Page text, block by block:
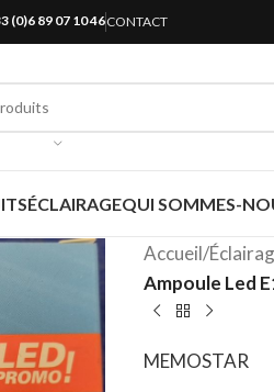
(0)6 89 07 10 46CONTACT
ÉCLAIRAGEQUI SOMMES-
Accueil/
Ampoule Led
MEMOSTAR